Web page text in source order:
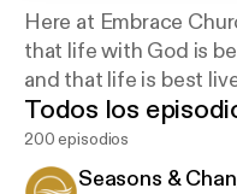
Here at Embrace
that life with God is
and that life is best
Todos los
200 episodios
Seasons &